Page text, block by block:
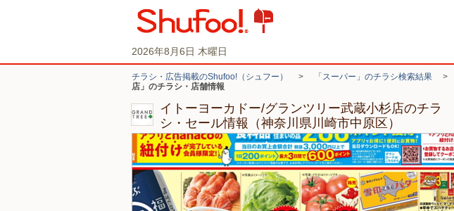
2026年8月6日 木曜日
チラシ・広告掲載のShufoo!（シュフー） > 「スーパー」のチラシ検索結果 >
店」のチラシ・店舗情報
イトーヨーカドー/グランツリー武蔵小杉店のチラ
シ・セール情報（神奈川県川崎市中原区）